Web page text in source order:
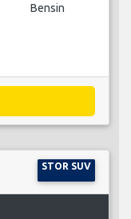
Bensin
STOR SUV